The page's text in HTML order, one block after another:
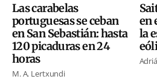
Las carabelas
portuguesas se ceban
en San Sebastián: hasta
120 picaduras en 24
horas
M. A. Lertxundi
en
la